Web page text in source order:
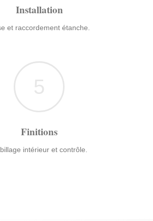
Installation
et raccordement étanche.
5
Finitions
intérieur et contrôle.